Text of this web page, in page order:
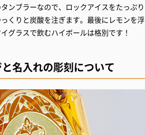
ンブラーなので、ロックアイスをたっぷ
くりと炭酸を注ぎます。最後にレモンを
グラスで飲むハイボールは格別です！
名入れの彫刻について